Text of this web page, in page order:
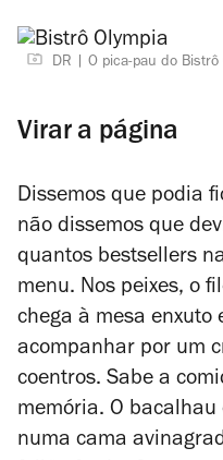
DR O pica-pau do Bistrô
Virar a página
Dissemos que podia
não dissemos que
quantos bestsellers
menu. Nos peixes, o
chega à mesa enxuto
acompanhar por um
coentros. Sabe a
memória. O
numa cama